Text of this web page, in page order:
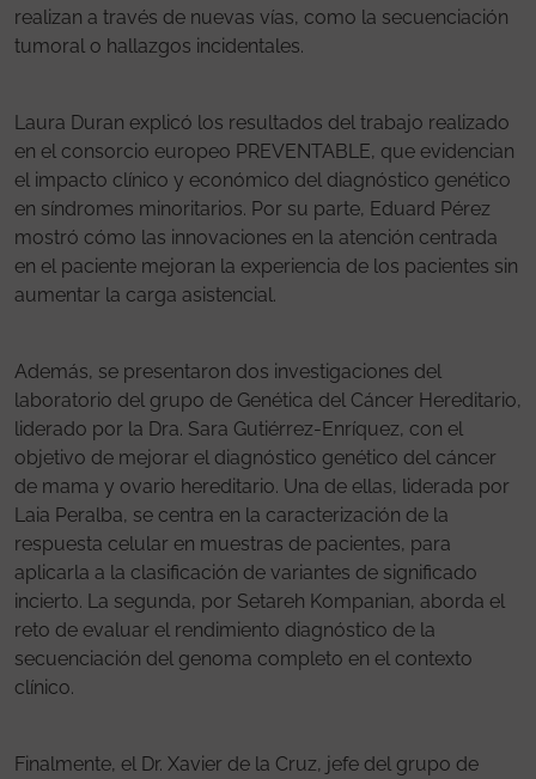
realizan a través de nuevas vías, como la secuenciación
tumoral o hallazgos incidentales.
Laura Duran explicó los resultados del trabajo realizado
en el consorcio europeo PREVENTABLE, que evidencian
el impacto clínico y económico del diagnóstico genético
en síndromes minoritarios. Por su parte, Eduard Pérez
mostró cómo las innovaciones en la atención centrada
en el paciente mejoran la experiencia de los pacientes sin
aumentar la carga asistencial.
Además, se presentaron dos investigaciones del
laboratorio del grupo de Genética del Cáncer Hereditario,
liderado por la Dra. Sara Gutiérrez-Enríquez, con el
objetivo de mejorar el diagnóstico genético del cáncer
de mama y ovario hereditario. Una de ellas, liderada por
Laia Peralba, se centra en la caracterización de la
respuesta celular en muestras de pacientes, para
aplicarla a la clasificación de variantes de significado
incierto. La segunda, por Setareh Kompanian, aborda el
reto de evaluar el rendimiento diagnóstico de la
secuenciación del genoma completo en el contexto
clínico.
Finalmente, el Dr. Xavier de la Cruz, jefe del grupo de